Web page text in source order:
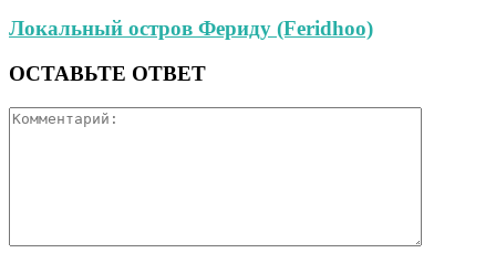
Локальный остров Фериду (Feridhoo)
ОСТАВЬТЕ ОТВЕТ